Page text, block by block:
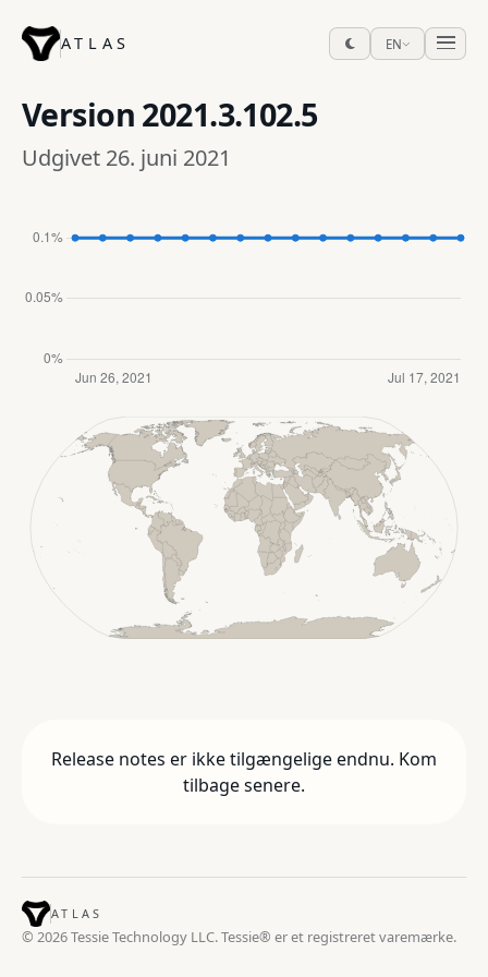
ATLAS EN
Version 2021.3.102.5
Udgivet 26. juni 2021
Release notes er ikke tilgængelige endnu. Kom
tilbage senere.
ATLAS
© 2026 Tessie Technology LLC. Tessie® er et registreret varemærke.